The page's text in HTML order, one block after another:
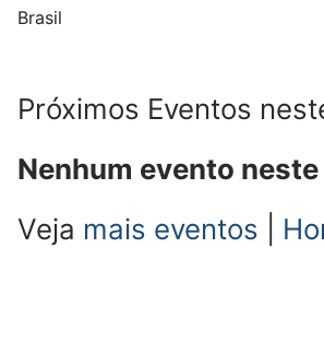
Brasil
Próximos Eventos
Nenhum evento
Veja mais eventos